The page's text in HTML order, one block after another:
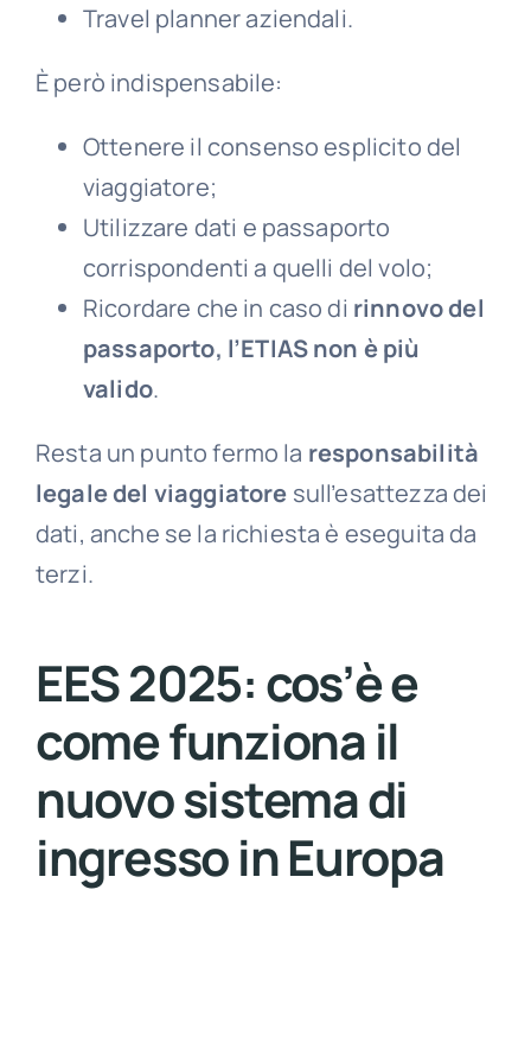
Travel planner aziendali.
È però indispensabile:
Ottenere il consenso esplicito del
viaggiatore;
Utilizzare dati e passaporto
corrispondenti a quelli del volo;
Ricordare che in caso di rinnovo del
passaporto, l’ETIAS non è più
valido.
Resta un punto fermo la responsabilità
legale del viaggiatore sull’esattezza dei
dati, anche se la richiesta è eseguita da
terzi.
EES 2025: cos’è e
come funziona il
nuovo sistema di
ingresso in Europa